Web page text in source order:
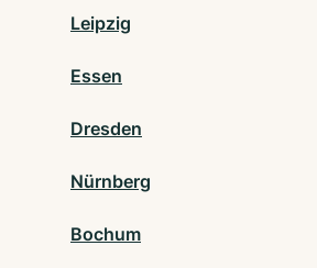
Leipzig
Essen
Dresden
Nürnberg
Bochum